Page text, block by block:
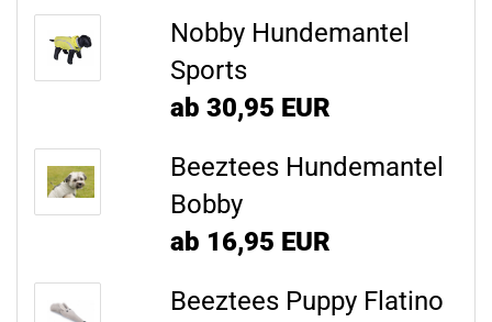
Nobby Hundemantel
Sports
ab 30,95 EUR
Beeztees Hundemantel
Bobby
ab 16,95 EUR
Beeztees Puppy Flatino